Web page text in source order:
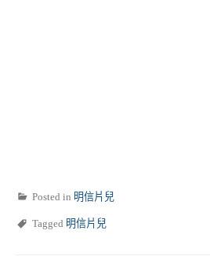
Posted in 明信片兒
Tagged 明信片兒